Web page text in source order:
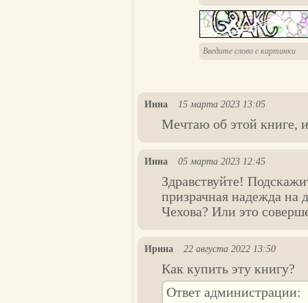
Инна 15 марта 2023 13:05
Мечтаю об этой книге,
Инна 05 марта 2023 12:45
Здравствуйте!
призрачная надежда на
Чехова? Или это
Ирина 22 августа 2022 13:50
Как купить эту книгу?
Ответ администрации: